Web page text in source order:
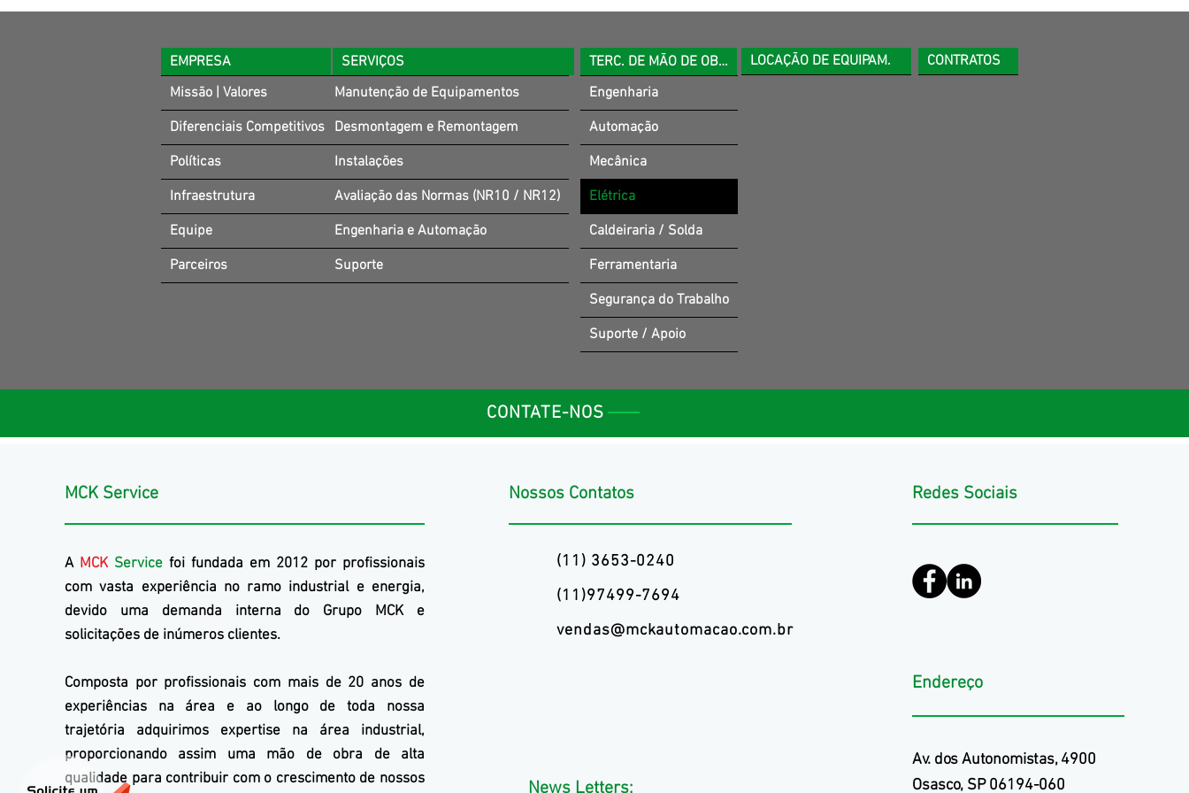
EMPRESA
SERVIÇOS
Missão | Valores
Diferenciais Competitivos
Políticas
Infraestrutura
Equipe
Parceiros
Manutenção de Equipamentos
Desmontagem e Remontagem
Instalações
Avaliação das Normas (NR10 / NR12)
Engenharia e Automação
Suporte
TERC. DE MÃO DE OBRA
LOCAÇÃO DE EQUIPAM.
Engenharia
Automação
Mecânica
Elétrica
Caldeiraria / Solda
Ferramentaria
Segurança do Trabalho
Suporte / Apoio
CONTRATOS
CONTATE-NOS
MCK Service
A MCK Service foi fundada em 2012 por profissionais
com vasta experiência no ramo industrial e energia,
devido uma demanda interna do Grupo MCK
e
solicitações de inúmeros clientes.
Composta por profissionais com mais de 20 anos de
experiências na área e ao longo de toda nossa
trajetória adquirimos expertise na área industrial,
proporcionando assim uma mão de obra de alta
qualidade para contribuir com o crescimento de nossos
Nossos Contatos
(11) 3653-0240
(11)97499-7694
vendas@mckautomacao.com.br
News Letters:
Redes Sociais
Endereço
​Av. dos Autonomistas, 4900
Osasco, SP 06194-060